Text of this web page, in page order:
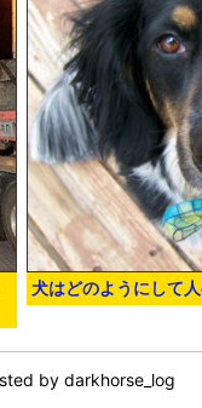
犬はどのようにして
by darkhorse_log